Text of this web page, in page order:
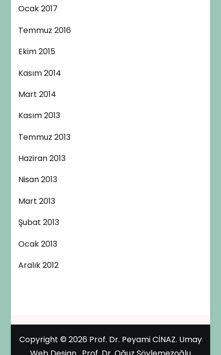
Ocak 2017
Temmuz 2016
Ekim 2015
Kasım 2014
Mart 2014
Kasım 2013
Temmuz 2013
Haziran 2013
Nisan 2013
Mart 2013
Şubat 2013
Ocak 2013
Aralık 2012
Copyright © 2026 Prof. Dr. Peyami CİNAZ. Umay